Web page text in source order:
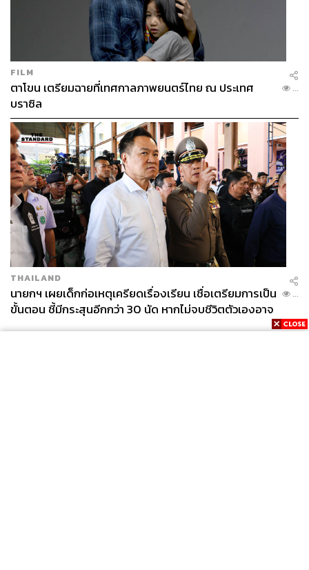
FILM
ตาโขน เตรียมฉายที่เทศกาลภาพยนตร์ไทย ณ ประเทศ
บราซิล
...
THAILAND
นายกฯ เผยเด็กก่อเหตุเครียดเรื่องเรียน เชื่อเตรียมการเป็น
ขั้นตอน ชี้มีกระสุนอีกกว่า 30 นัด หากไม่จบชีวิตตัวเองอาจ
สูญเสียเพิ่ม
...